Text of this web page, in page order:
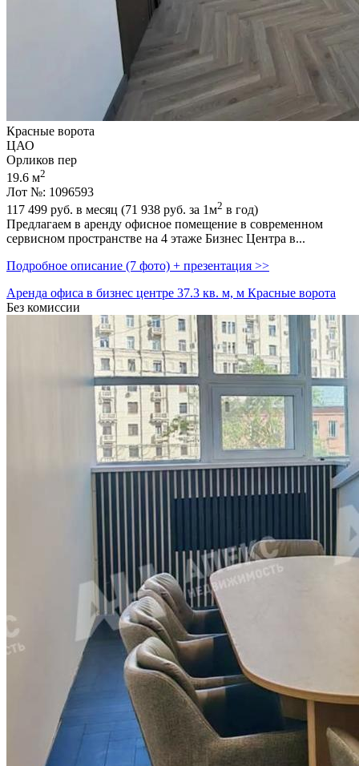
Красные ворота
ЦАО
Орликов пер
19.6 м2
Лот №: 1096593
117 499 руб. в месяц (71 938 руб. за 1м2 в год)
Предлагаем в аренду офисное помещение в современном
сервисном пространстве на 4 этаже Бизнес Центра в...
Подробное описание (7 фото) + презентация >>
Аренда офиса в бизнес центре 37.3 кв. м, м Красные ворота
Без комиссии